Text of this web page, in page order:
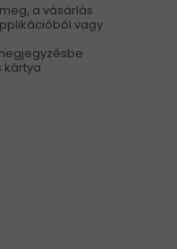
a vásárlás
vagy
kártya